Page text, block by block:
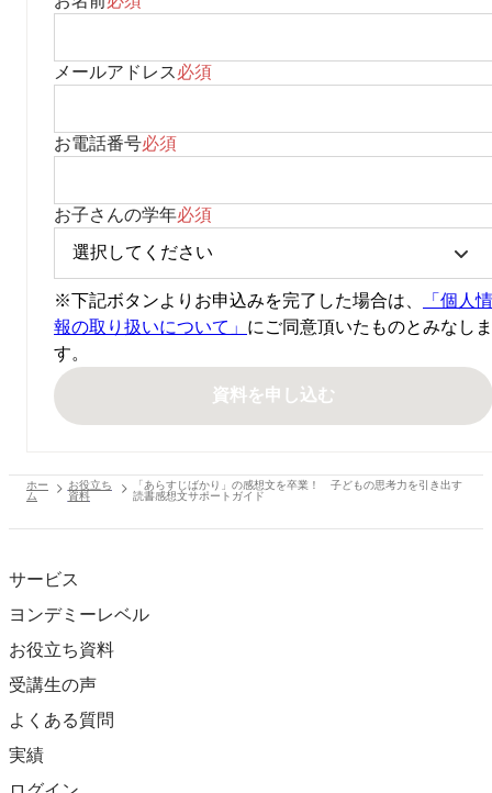
メールアドレス必須
お電話番号必須
お子さんの学年必須
※下記ボタンよりお申込みを完了した場合は、
「個人情
報の取り扱いについて」 にご同意頂いたものとみなしま
す。
資料を申し込む
ホー
ム
お役立ち
資料
「あらすじばかり」の感想文を卒業！ 子どもの思考力を引き出す
読書感想文サポートガイド
サービス
ヨンデミーレベル
お役立ち資料
受講生の声
よくある質問
実績